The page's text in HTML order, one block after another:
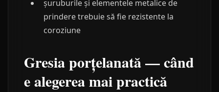
șuruburile și elementele metalice de
prindere trebuie să fie rezistente la
coroziune
Gresia porțelanată — când
e alegerea mai practică